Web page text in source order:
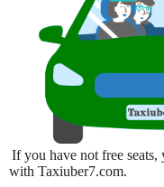
If you have not free
with Taxiuber7.com.